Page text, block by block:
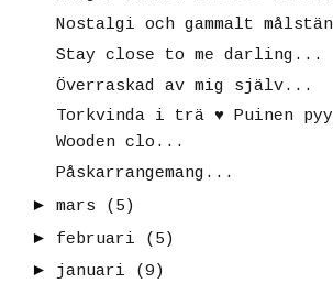
Nostalgi och gammalt
Stay close to me darling...
Överraskad av mig själv...
Torkvinda i trä ♥ Puinen
Wooden clo...
Påskarrangemang...
► mars
(5)
► februari
(5)
► januari
(9)